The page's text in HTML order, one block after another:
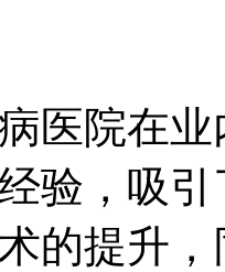
医院在
验，吸
的提升